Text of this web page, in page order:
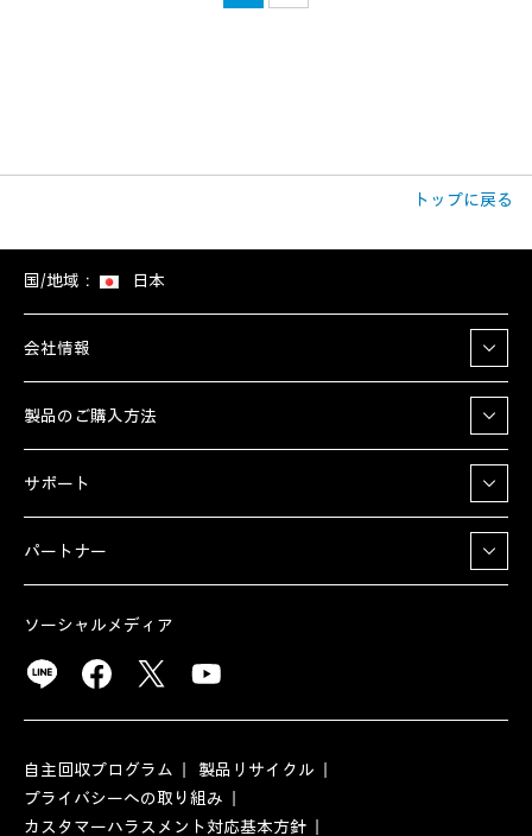
トップに戻る
国/地域： 日本
会社情報
製品のご購入方法
サポート
パートナー
ソーシャルメディア
自主回収プログラム
製品リサイクル
プライバシーへの取り組み
カスタマーハラスメント対応基本方針